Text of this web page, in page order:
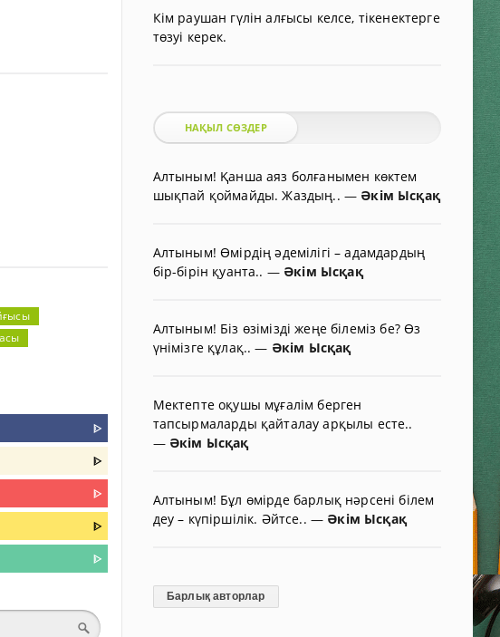
ᐈ
ᐈ
ᐈ
ᐈ
ᐈ
Кім раушан гүлін алғысы келсе, тікенектерге
төзуі керек.
НАҚЫЛ СӨЗДЕР
Алтыным! Қанша аяз болғанымен көктем
шықпай қоймайды. Жаздың.. — Әкім Ысқақ
Алтыным! Өмірдің әдемілігі – адамдардың
бір-бірін қуанта.. — Әкім Ысқақ
Алтыным! Біз өзімізді жеңе білеміз бе? Өз
үнімізге құлақ..— Әкім Ысқақ
Мектепте оқушы мұғалім берген
тапсырмаларды қайталау арқылы есте..
— Әкім Ысқақ
Алтыным! Бұл өмірде барлық нәрсені білем
деу – күпіршілік. Әйтсе.. — Әкім Ысқақ
Барлық авторлар